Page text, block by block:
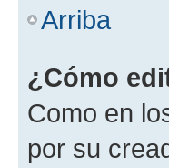
Arriba
¿Cómo
Como en
por su